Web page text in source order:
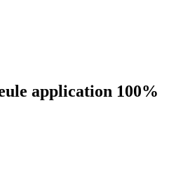
application 100%